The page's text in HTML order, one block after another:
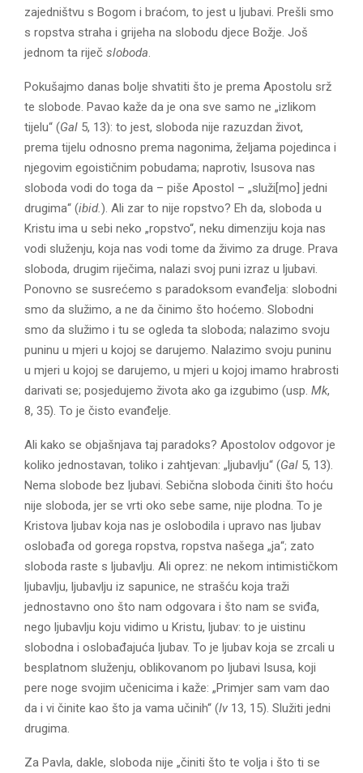
zajedništvu s Bogom i braćom, to jest u ljubavi. Prešli smo
s ropstva straha i grijeha na slobodu djece Božje. Još
jednom ta riječ sloboda
Pokušajmo danas bolje shvatiti što je prema Apostolu srž
te slobode. Pavao kaže da je ona sve samo ne „izlikom
tijelu“ (Gal 5, 13): to jest, sloboda nije razuzdan život,
prema tijelu odnosno prema nagonima, željama pojedinca i
njegovim egoističnim pobudama; naprotiv, Isusova nas
sloboda vodi do toga da – piše Apostol – „služi[mo] jedni
drugima“ (ibid.). Ali zar to nije ropstvo? Eh da, sloboda u
Kristu ima u sebi neko „ropstvo“, neku dimenziju koja nas
vodi služenju, koja nas vodi tome da živimo za druge. Prava
sloboda, drugim riječima, nalazi svoj puni izraz u ljubavi.
Ponovno se susrećemo s paradoksom evanđelja: slobodni
smo da služimo, a ne da činimo što hoćemo. Slobodni
smo da služimo i tu se ogleda ta sloboda; nalazimo svoju
puninu u mjeri u kojoj se darujemo. Nalazimo svoju puninu
u mjeri u kojoj se darujemo, u mjeri u kojoj imamo hrabrosti
darivati se; posjedujemo života ako ga izgubimo (usp. Mk,
8, 35). To je čisto evanđelje.
Ali kako se objašnjava taj paradoks? Apostolov odgovor je
koliko jednostavan, toliko i zahtjevan: „ljubavlju“ (Gal 5, 13).
Nema slobode bez ljubavi. Sebična sloboda činiti što hoću
nije sloboda, jer se vrti oko sebe same, nije plodna. To je
Kristova ljubav koja nas je oslobodila i upravo nas ljubav
oslobađa od gorega ropstva, ropstva našega „ja“; zato
sloboda raste s ljubavlju. Ali oprez: ne nekom intimističkom
ljubavlju, ljubavlju iz sapunice, ne strašću koja traži
jednostavno ono što nam odgovara i što nam se sviđa,
nego ljubavlju koju vidimo u Kristu, ljubav: to je uistinu
slobodna i oslobađajuća ljubav. To je ljubav koja se zrcali u
besplatnom služenju, oblikovanom po ljubavi Isusa, koji
pere noge svojim učenicima i kaže: „Primjer sam vam dao
da i vi činite kao što ja vama učinih“ (Iv 13, 15). Služiti jedni
drugima.
Za Pavla, dakle, sloboda nije „činiti što te volja i što ti se